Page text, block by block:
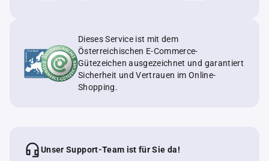
Dieses Service ist mit dem
Österreichischen E-Commerce-
Gütezeichen ausgezeichnet und garantiert
Sicherheit und Vertrauen im Online-
Shopping.
Unser Support-Team ist für Sie da!